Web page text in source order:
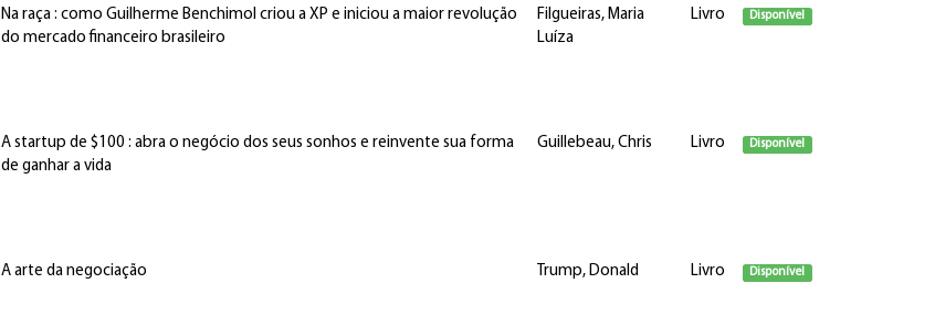
Na raça : como Guilherme Benchimol criou a XP e iniciou a maior revolução
do mercado financeiro brasileiro
Filgueiras, Maria
Luíza
Livro Disponível
A startup de $100 : abra o negócio dos seus sonhos e reinvente sua forma
de ganhar a vida
Guillebeau, Chris Livro Disponível
A arte da negociação Trump, Donald Livro Disponível